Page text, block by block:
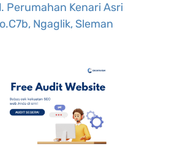
Perumahan Kenari Asri
Ngaglik, Sleman